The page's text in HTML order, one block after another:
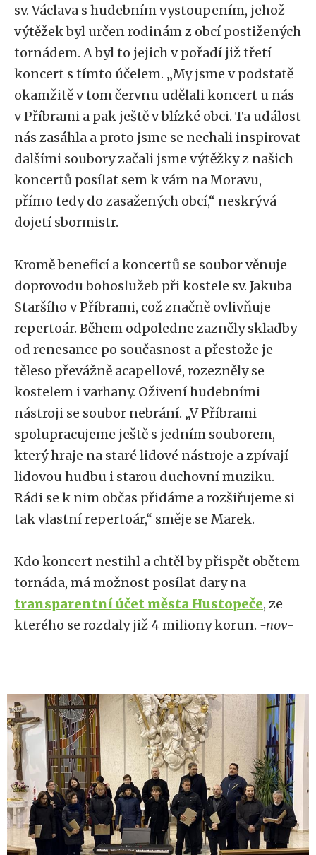
sv. Václava s hudebním vystoupením, jehož
výtěžek byl určen rodinám z obcí postižených
tornádem. A byl to jejich v pořadí již třetí
koncert s tímto účelem. „My jsme v podstatě
okamžitě v tom červnu udělali koncert u nás
v Příbrami a pak ještě v blízké obci. Ta událost
nás zasáhla a proto jsme se nechali inspirovat
dalšími soubory začali jsme výtěžky z našich
koncertů posílat sem k vám na Moravu,
přímo tedy do zasažených obcí,“ neskrývá
dojetí sbormistr.
Kromě beneficí a koncertů se soubor věnuje
doprovodu bohoslužeb při kostele sv. Jakuba
Staršího v Příbrami, což značně ovlivňuje
repertoár. Během odpoledne zazněly skladby
od renesance po současnost a přestože je
těleso převážně acapellové, rozezněly se
kostelem i varhany. Oživení hudebními
nástroji se soubor nebrání. „V Příbrami
spolupracujeme ještě s jedním souborem,
který hraje na staré lidové nástroje a zpívají
lidovou hudbu i starou duchovní muziku.
Rádi se k nim občas přidáme a rozšiřujeme si
tak vlastní repertoár,“ směje se Marek.
Kdo koncert nestihl a chtěl by přispět obětem
tornáda, má možnost posílat dary na
transparentní účet města Hustopeče, ze
kterého se rozdaly již 4 miliony korun. -nov-